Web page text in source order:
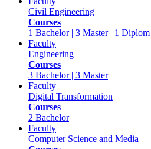
Civil Engineering
Courses
1 Bachelor | 3 Master | 1 Diplom
Faculty
Engineering
Courses
3 Bachelor | 3 Master
Faculty
Digital Transformation
Courses
2 Bachelor
Faculty
Computer Science and Media